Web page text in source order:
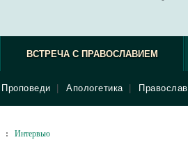
ВСТРЕЧА С ПРАВОСЛАВИЕМ
Проповеди Апологетика
: Интервью